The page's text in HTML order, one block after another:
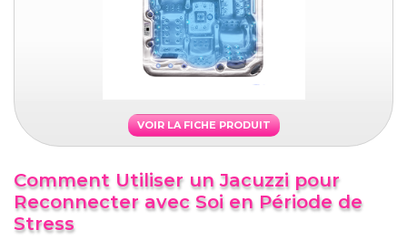
VOIR LA FICHE PRODUIT
Comment Utiliser un Jacuzzi pour
Reconnecter avec Soi en Période de
Stress